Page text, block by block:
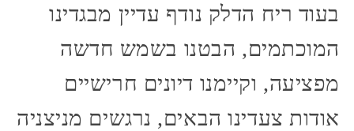
בעוד ריח הדלק נודף עדיין מבגדינו
המוכתמים, הבטנו בשמש חדשה
מפציעה, וקיימנו דיונים חרישיים
אודות צעדינו הבאים, נרגשים מניצניה